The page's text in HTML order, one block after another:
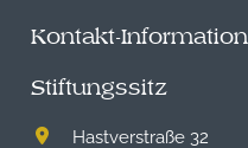
Kontakt-
Stiftungssitz
Hastverstraße 32